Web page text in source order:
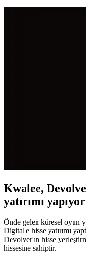
Kwalee,
yatırımı yapıyor
Önde gelen küresel oyun
Digital'e hisse yatırımı
Devolver'ın hisse
hissesine sahiptir.